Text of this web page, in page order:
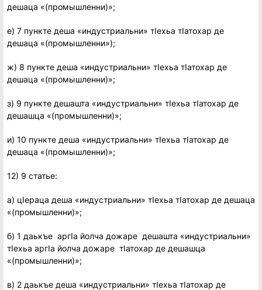
дешаца «(промышленни)»;
е) 7 пункте деша «индустриальни» тIехьа тIатохар де
дешаца «(промышленни»);
ж) 8 пункте деша «индустриальни» тIехьа тIатохар де
дешаца «(промышленни)»;
з) 9 пункте дешашта «индустриальни» тIехьа тIатохар де
дешашца «(промышленни)»;
и) 10 пункте деша «индустриальни» тIехьа тIатохар де
дешаца «(промышленни)»;
12) 9 статье:
а) цIераца деша «индустриальни» тIехьа тIатохар де дешаца
«(промышленни)»;
б) 1 даькъе аргIа йолча дожаре дешашта «индустриальни»
тIехьа аргIа йолча дожаре тIатохар де дешашца
«(промышленни)»;
в) 2 даькъе деша «индустриальни» тIехьа тIатохар де